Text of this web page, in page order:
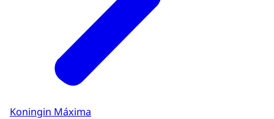
Koningin Máxima